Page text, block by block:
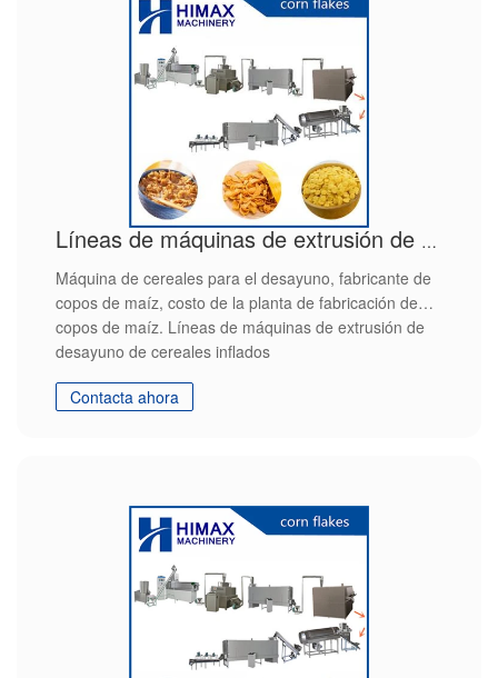
Líneas de máquinas de extrusión de desayuno de cereales inflados
Máquina de cereales para el desayuno, fabricante de
copos de maíz, costo de la planta de fabricación de
copos de maíz. Líneas de máquinas de extrusión de
desayuno de cereales inflados
Contacta ahora